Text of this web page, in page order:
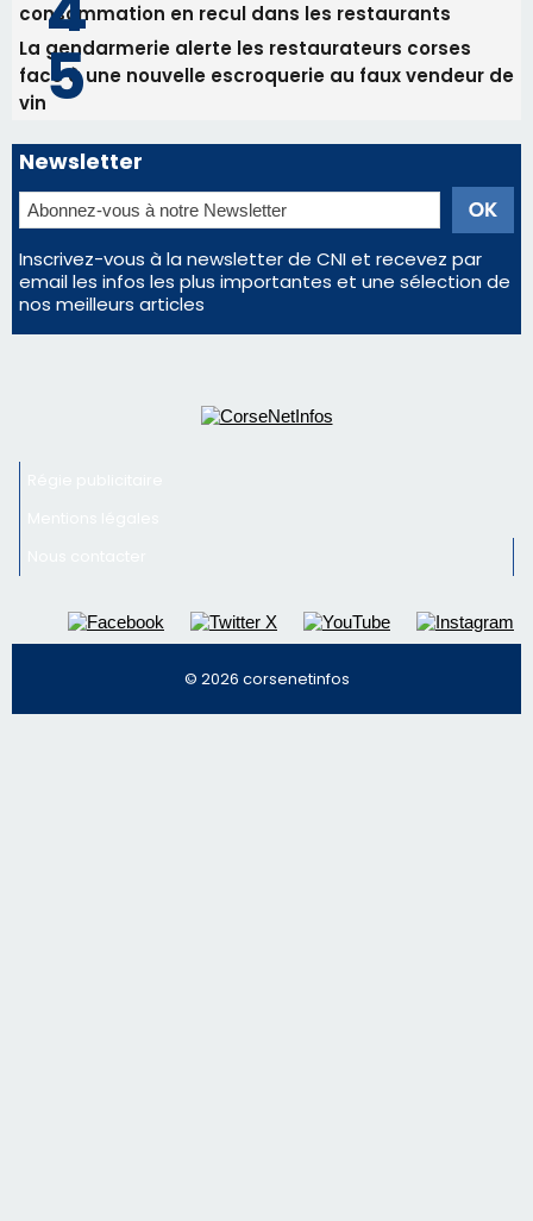
Les plus lus
Satine Nomary est la nouvelle Miss Corse 2026
Éclipse du 12 août : la Corse aux premières loges
d'un spectacle qui ne reviendra pas avant 2081
Bastia – Le festival Porto Latino évacué en urgence
avant le concert de Mosimann
En Corse, un début de saison marqué par une
consommation en recul dans les restaurants
nos meilleurs articles